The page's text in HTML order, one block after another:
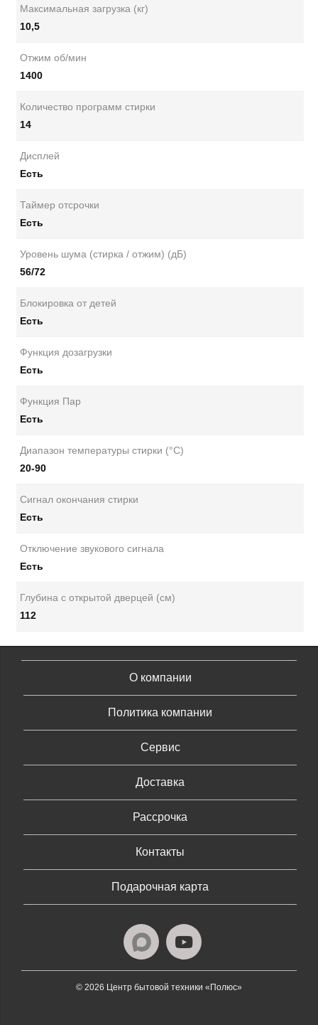
Максимальная загрузка (кг)
10,5
Отжим об/мин
1400
Количество программ стирки
14
Дисплей
Есть
Таймер отсрочки
Есть
Уровень шума (стирка / отжим) (дБ)
56/72
Блокировка от детей
Есть
Функция дозагрузки
Есть
Функция Пар
Есть
Диапазон температуры стирки (°С)
20-90
Сигнал окончания стирки
Есть
Отключение звукового сигнала
Есть
Глубина с открытой дверцей (см)
112
О компании
Политика компании
Сервис
Доставка
Рассрочка
Контакты
Подарочная карта
© 2026 Центр бытовой техники «Полюс»